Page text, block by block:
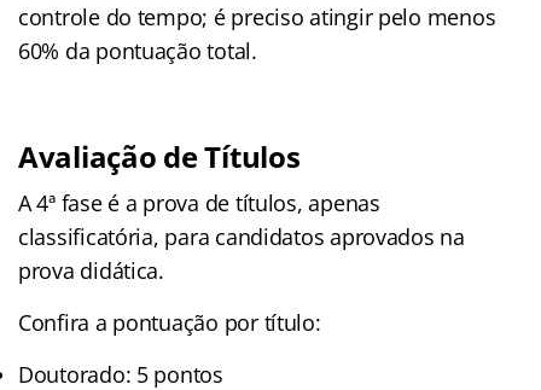
controle do tempo; é preciso atingir pelo menos
60% da pontuação total.
Avaliação de Títulos
A 4ª fase é a prova de títulos, apenas
classificatória, para candidatos aprovados na
prova didática.
Confira a pontuação por título:
Doutorado: 5 pontos